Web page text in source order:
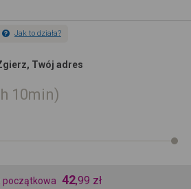
Jak to działa?
Twój adres
10min
początkowa 42,99 zł